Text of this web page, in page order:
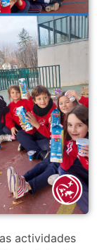
actividades